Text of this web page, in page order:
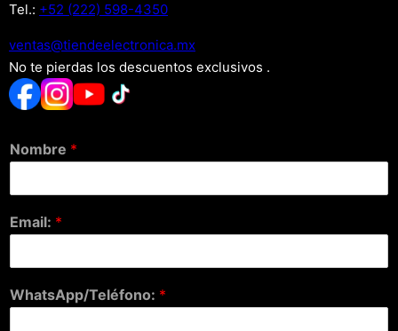
Tel.: +52 (222) 598-4350
xm.acinortceleedneit@satnev
No te pierdas los descuentos exclusivos .
Nombre *
Email: *
WhatsApp/Teléfono: *